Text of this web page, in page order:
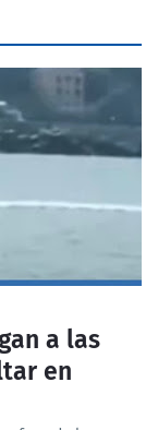
a las
en